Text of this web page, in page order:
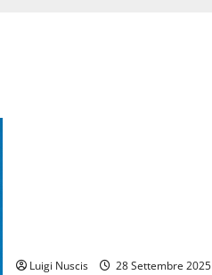
Luigi Nuscis 28 Settembre 2025